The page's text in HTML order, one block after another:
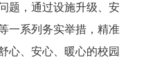
题，通过设施升级、安
一系列务实举措，精准
心、安心、暖心的校园